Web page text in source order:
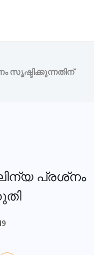
സൃഷ്ടിക്കുന്നതിന്
പ്രശ്‌നം